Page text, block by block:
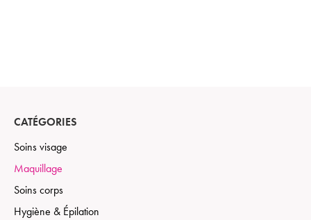
CATÉGORIES
Soins visage
Maquillage
Soins corps
Hygiène & Épilation